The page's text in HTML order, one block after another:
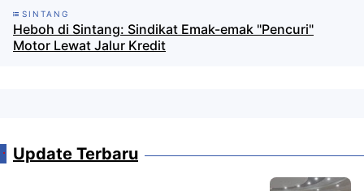
SINTANG
Heboh di Sintang: Sindikat Emak-emak "Pencuri"
Motor Lewat Jalur Kredit
Update Terbaru